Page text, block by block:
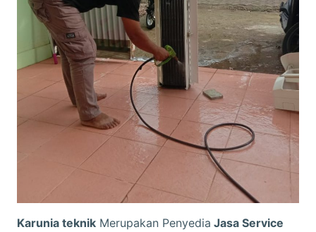
Karunia teknik Merupakan Penyedia Jasa Service